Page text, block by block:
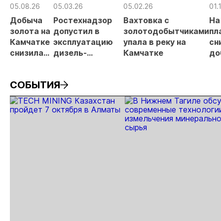
05.08.26
Добыча
золота на
Камчатке
снизилась
полугодии
05.03.26
Ростехнадзор
допустил в
эксплуатацию
дизель-
АО «СиГМА»
05.02.26
Вахтовка с
золотодобытчиками
упала в реку на
Камчатке
СОБЫТИЯ